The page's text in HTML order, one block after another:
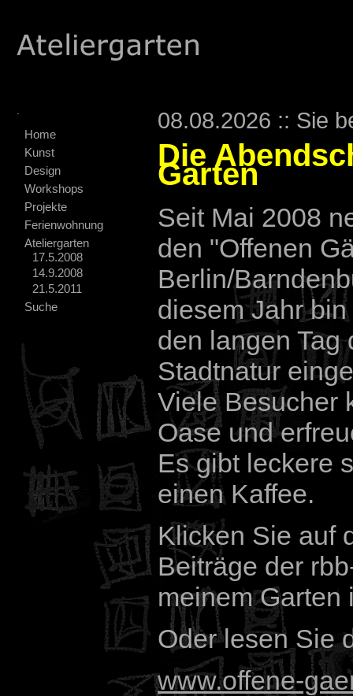
Home
Kunst
Design
Workshops
Projekte
Ferienwohnung
Ateliergarten
17.5.2008
14.9.2008
21.5.2011
Suche
08.08.2026 :: Sie
Die
Garten
Seit Mai 2008
den "Offenen
Berlin/
diesem Jahr
den langen Tag
Stadtnatur
Viele Besucher
Oase und
Es gibt leckere
einen Kaffee.
Klicken Sie auf
Beiträge der
meinem Garten
Oder lesen Sie
www.offene-